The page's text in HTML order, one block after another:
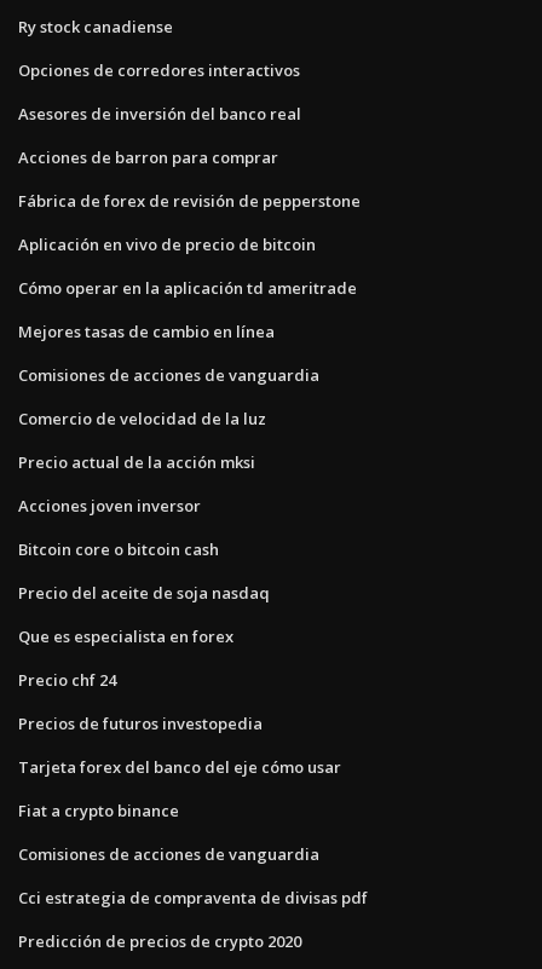
Ry stock canadiense
Opciones de corredores interactivos
Asesores de inversión del banco real
Acciones de barron para comprar
Fábrica de forex de revisión de pepperstone
Aplicación en vivo de precio de bitcoin
Cómo operar en la aplicación td ameritrade
Mejores tasas de cambio en línea
Comisiones de acciones de vanguardia
Comercio de velocidad de la luz
Precio actual de la acción mksi
Acciones joven inversor
Bitcoin core o bitcoin cash
Precio del aceite de soja nasdaq
Que es especialista en forex
Precio chf 24
Precios de futuros investopedia
Tarjeta forex del banco del eje cómo usar
Fiat a crypto binance
Comisiones de acciones de vanguardia
Cci estrategia de compraventa de divisas pdf
Predicción de precios de crypto 2020